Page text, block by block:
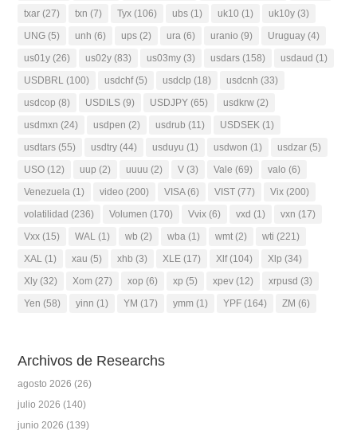
txar (27) txn (7) Tyx (106) ubs (1) uk10 (1) uk10y (3)
UNG (5) unh (6) ups (2) ura (6) uranio (9) Uruguay (4)
us01y (26) us02y (83) us03my (3) usdars (158) usdaud (1)
USDBRL (100) usdchf(5) usdclp (18) usdcnh (33)
usdcop (8) USDILS (9) USDJPY (65) usdkrw (2)
usdmxn (24) usdpen (2) usdrub (11) USDSEK (1)
usdtars (55) usdtry (44) usduyu (1) usdwon (1) usdzar (5)
USO (12) uup (2) uuuu (2) V (3) Vale (69) valo (6)
Venezuela (1) video (200) VISA(6) VIST (77) Vix (200)
volatilidad (236) Volumen (170) Vvix (6) vxd (1) vxn (17)
Vxx (15) WAL (1) wb (2) wba (1) wmt (2) wti (221)
XAL (1) xau (5) xhb (3) XLE (17) Xlf(104) Xlp (34)
Xly (32) Xom (27) xop (6) xp (5) xpev (12) xrpusd (3)
Yen (58) yinn (1) YM (17) ymm (1) YPF (164) ZM (6)
Archivos de Researchs
agosto 2026 (26)
julio 2026 (140)
junio 2026 (139)